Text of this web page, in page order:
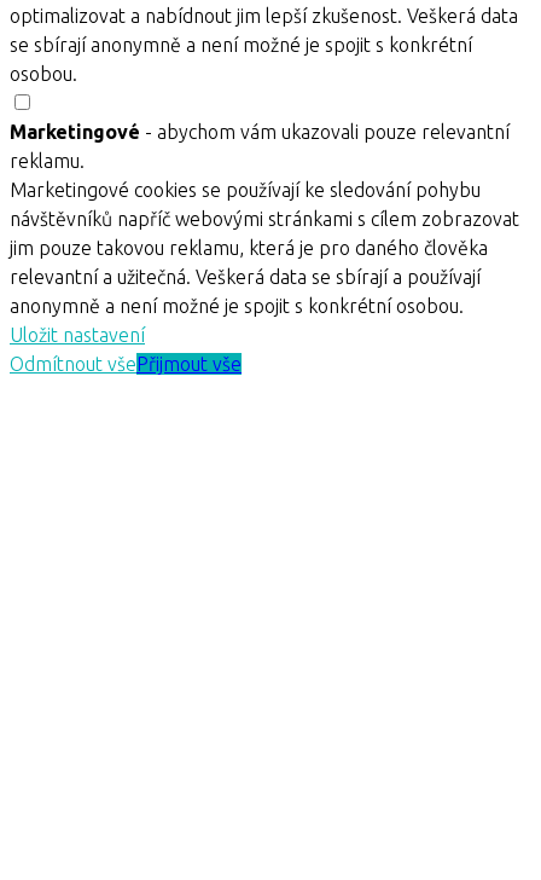
optimalizovat a nabídnout jim lepší zkušenost. Veškerá data
se sbírají anonymně a není možné je spojit s konkrétní
osobou.
Marketingové - abychom vám ukazovali pouze relevantní
reklamu.
Marketingové cookies se používají ke sledování pohybu
návštěvníků napříč webovými stránkami s cílem zobrazovat
jim pouze takovou reklamu, která je pro daného člověka
relevantní a užitečná. Veškerá data se sbírají a používají
anonymně a není možné je spojit s konkrétní osobou.
Uložit nastavení
Odmítnout všePřijmout vše